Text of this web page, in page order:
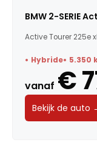
BMW 2-SERIE
Active Tourer 225e
Hybride 5.350
vanaf €
Bekijk de auto